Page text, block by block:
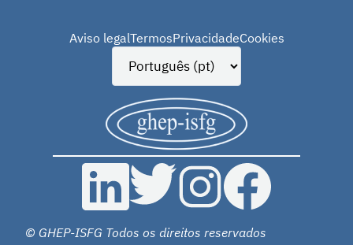
Aviso legalTermosPrivacidadeCookies
© GHEP-ISFG Todos os direitos reservados